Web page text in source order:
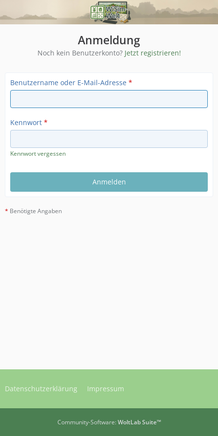
Anmeldung
Noch kein Benutzerkonto? Jetzt registrieren!
Benutzername oder E-Mail-Adresse *
Kennwort *
Kennwort vergessen
* Benötigte Angaben
Datenschutzerklärung Impressum
Community-Software: WoltLab Suite™